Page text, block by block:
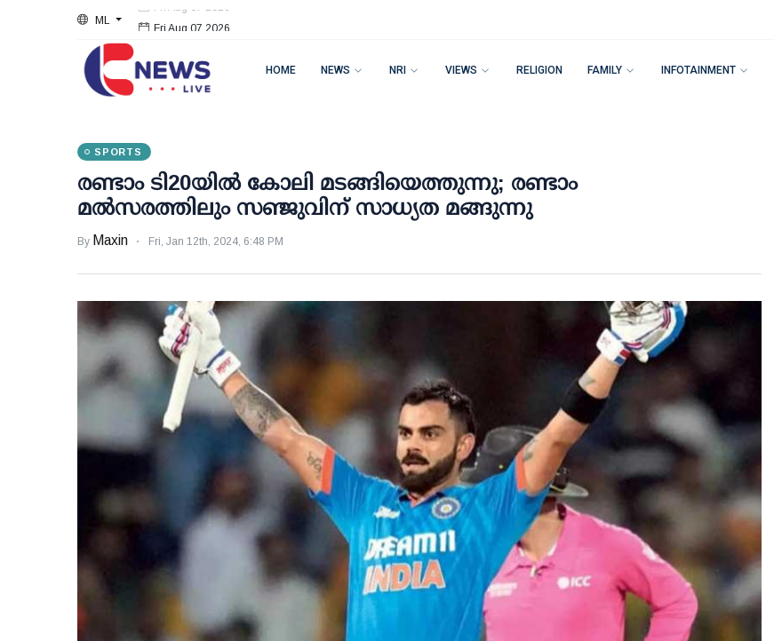
ML Fri Aug 07 2026
HOME NEWS NRI VIEWS RELIGION FAMILY INFOTAINMENT
SPORTS
രണ്ടാം ടി20യില്‍ കോലി മടങ്ങിയെത്തുന്നു; രണ്ടാം
മല്‍സരത്തിലും സഞ്ജുവിന് സാധ്യത മങ്ങുന്നു
By Maxin Fri, Jan 12th, 2024, 6:48 PM